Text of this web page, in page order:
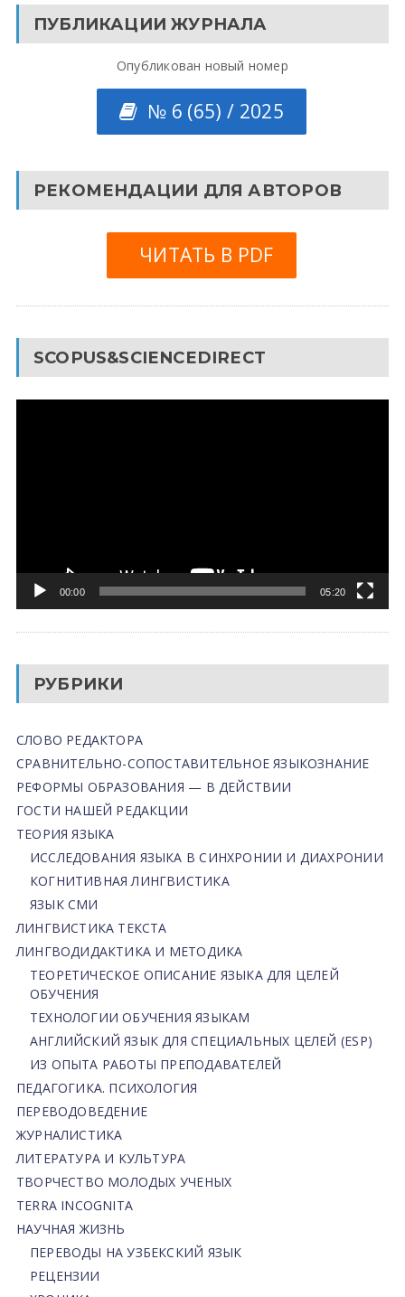
ПУБЛИКАЦИИ ЖУРНАЛА
Опубликован новый номер
№ 6 (65) / 2025
РЕКОМЕНДАЦИИ ДЛЯ АВТОРОВ
ЧИТАТЬ В PDF
SCOPUS&SCIENCEDIRECT
00:00 05:20
РУБРИКИ
СЛОВО РЕДАКТОРА
СРАВНИТЕЛЬНО-СОПОСТАВИТЕЛЬНОЕ ЯЗЫКОЗНАНИЕ
РЕФОРМЫ ОБРАЗОВАНИЯ — В ДЕЙСТВИИ
ГОСТИ НАШЕЙ РЕДАКЦИИ
ТЕОРИЯ ЯЗЫКА
ИССЛЕДОВАНИЯ ЯЗЫКА В СИНХРОНИИ И ДИАХРОНИИ
КОГНИТИВНАЯ ЛИНГВИСТИКА
ЯЗЫК СМИ
ЛИНГВИСТИКА ТЕКСТА
ЛИНГВОДИДАКТИКА И МЕТОДИКА
ТЕОРЕТИЧЕСКОЕ ОПИСАНИЕ ЯЗЫКА ДЛЯ ЦЕЛЕЙ
ОБУЧЕНИЯ
ТЕХНОЛОГИИ ОБУЧЕНИЯ ЯЗЫКАМ
АНГЛИЙСКИЙ ЯЗЫК ДЛЯ СПЕЦИАЛЬНЫХ ЦЕЛЕЙ (ESP)
ИЗ ОПЫТА РАБОТЫ ПРЕПОДАВАТЕЛЕЙ
ПЕДАГОГИКА. ПСИХОЛОГИЯ
ПЕРЕВОДОВЕДЕНИЕ
ЖУРНАЛИСТИКА
ЛИТЕРАТУРА И КУЛЬТУРА
ТВОРЧЕСТВО МОЛОДЫХ УЧЕНЫХ
TERRA INCOGNITA
НАУЧНАЯ ЖИЗНЬ
ПЕРЕВОДЫ НА УЗБЕКСКИЙ ЯЗЫК
РЕЦЕНЗИИ